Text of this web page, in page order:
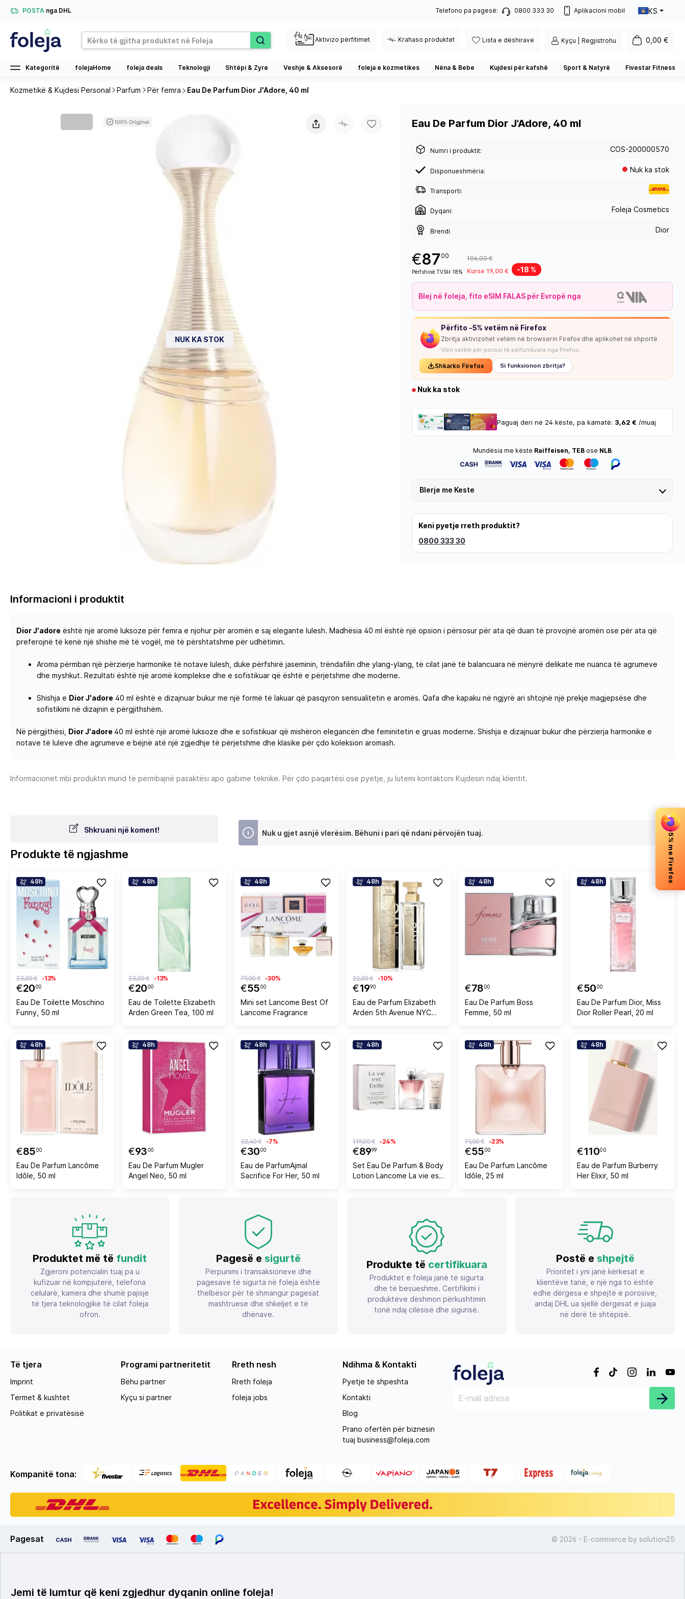
POSTA nga DHL Telefono pa pagesë: 0800 333 30 Aplikacioni mobil KS
Aktivizo përfitimet Krahaso produktet Lista e dëshirave Kyçu | Regjistrohu 0,00 €
Kategoritë folejaHome foleja deals Teknologji Shtëpi & Zyre Veshje & Aksesorë foleja e kozmetikes Nëna & Bebe Kujdesi për kafshë Sport & Natyrë Fivestar Fitness
Kozmetikë & Kujdesi Personal Parfum Për femra Eau De Parfum Dior J'Adore, 40 ml
NUK KA STOK
Eau De Parfum Dior J'Adore, 40 ml
Numri i produktit: COS-200000570
Disponueshmëria: Nuk ka stok
Transporti:
Dyqani: Foleja Cosmetics
Brendi Dior
€87 00
Përfshinë TVSH 18%
106,00 €
Kurse 19,00 €
-18 %
Blej në foleja, fito eSIM FALAS për Evropë nga
Përfito -5% vetëm në Firefox
Zbritja aktivizohet vetëm në browserin Firefox dhe aplikohet në shportë
Vlen vetëm për porosi të përfunduara nga Firefox.
Shkarko Firefox Si funksionon zbritja?
Nuk ka stok
Paguaj deri në 24 këste, pa kamatë: 3,62 € /muaj
-5% me Firefox
Mundësia me këste Raiffeisen, TEB ose NLB
Blerje me Keste
Keni pyetje rreth produktit?
0800 333 30
Informacioni i produktit
Dior J'adore është një aromë luksoze për femra e njohur për aromën e saj elegante lulesh. Madhësia 40 ml është një opsion i përsosur për ata që duan të provojnë aromën ose për ata që
preferojnë të kenë një shishe më të vogël, më të përshtatshme për udhëtimin.
Aroma përmban një përzierje harmonike të notave lulesh, duke përfshirë jaseminin, trëndafilin dhe ylang-ylang, të cilat janë të balancuara në mënyrë delikate me nuanca të agrumeve
dhe myshkut. Rezultati është një aromë komplekse dhe e sofistikuar që është e përjetshme dhe moderne.
Shishja e Dior J'adore 40 ml është e dizajnuar bukur me një formë të lakuar që pasqyron sensualitetin e aromës. Qafa dhe kapaku në ngjyrë ari shtojnë një prekje magjepsëse dhe
sofistikimi në dizajnin e përgjithshëm.
Në përgjithësi, Dior J'adore 40 ml është një aromë luksoze dhe e sofistikuar që mishëron elegancën dhe feminitetin e gruas moderne. Shishja e dizajnuar bukur dhe përzierja harmonike e
notave të luleve dhe agrumeve e bëjnë atë një zgjedhje të përjetshme dhe klasike për çdo koleksion aromash.
Informacionet mbi produktin mund të përmbajnë pasaktësi apo gabime teknike. Për çdo paqartësi ose pyetje, ju lutemi kontaktoni Kujdesin ndaj klientit.
Shkruani një koment! Nuk u gjet asnjë vlerësim. Bëhuni i pari që ndani përvojën tuaj.
Produkte të ngjashme
48h
€2000
23,00 € -13%
Eau De Toilette Moschino
Funny, 50 ml
48h
€2000
23,00 € -13%
Eau de Toilette Elizabeth
Arden Green Tea, 100 ml
48h
€5500
79,00 € -30%
Mini set Lancome Best Of
Lancome Fragrance
48h
€1990
22,00 € -10%
Eau de Parfum Elizabeth
Arden 5th Avenue NYC
48h
€7800
Eau De Parfum Boss
Femme, 50 ml
48h
€5000
Eau De Parfum Dior, Miss
Dior Roller Pearl, 20 ml
48h
€8500
Eau De Parfum Lancôme
Idôle, 50 ml
48h
€9300
Eau De Parfum Mugler
Angel Neo, 50 ml
48h
€3000
32,40 € -7%
Eau de ParfumAjmal
Sacrifice For Her, 50 ml
48h
€8999
119,00 € -24%
Set Eau De Parfum & Body
Lotion Lancome La vie est
48h
€5500
71,00 € -23%
Eau De Parfum Lancôme
Idôle, 25 ml
48h
€11000
Eau de Parfum Burberry
Her Elixir, 50 ml
Produktet më të fundit
Zgjeroni potencialin tuaj pa u
kufizuar në kompjuterë, telefona
celularë, kamera dhe shumë pajisje
të tjera teknologjike të cilat foleja
ofron.
Pagesë e sigurtë
Përpunimi i transaksioneve dhe
pagesave të sigurta në foleja është
thelbësor për të shmangur pagesat
mashtruese dhe shkeljet e të
dhënave.
Produkte të certifikuara
Produktet e foleja janë të sigurta
dhe të besueshme. Certifikimi i
produkteve dëshmon përkushtimin
tonë ndaj cilësisë dhe sigurisë.
Postë e shpejtë
Prioritet i yni janë kërkesat e
klientëve tanë, e një nga to është
edhe dërgesa e shpejtë e porosive,
andaj DHL ua sjellë dërgesat e juaja
në derë të shtëpisë.
Të tjera
Imprint
Termet & kushtet
Politikat e privatësisë
Programi partneritetit
Bëhu partner
Kyçu si partner
Rreth nesh
Rreth foleja
foleja jobs
Ndihma & Kontakti
Pyetje të shpeshta
Kontakti
Blog
Prano ofertën për biznesin
tuaj business@foleja.com
Kompanitë tona:
Pagesat © 2026 - E-commerce by solution25
Jemi të lumtur që keni zgjedhur dyqanin online foleja!